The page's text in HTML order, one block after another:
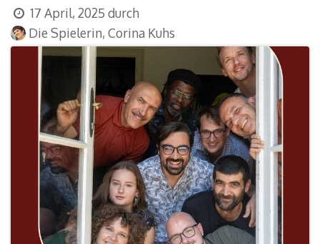
17 April, 2025 durch
Die Spielerin, Corina Kuhs